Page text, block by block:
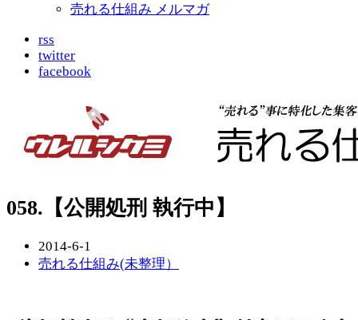
売れる仕組み メルマガ
rss
twitter
facebook
058.【公開処刑 執行中】
2014-6-1
売れる仕組み(未整理）